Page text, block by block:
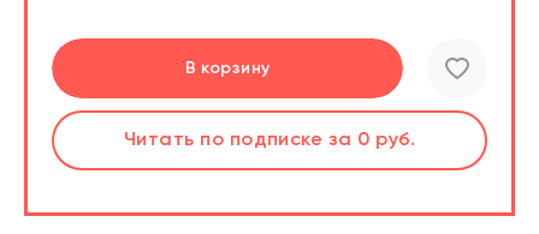
В корзину
В корзине
Читать по подписке за 0 руб.
Перейти
Читать по подписке за 0 руб.